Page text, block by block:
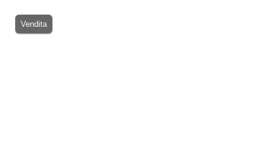
Vendita